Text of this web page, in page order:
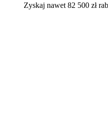
Zyskaj nawet 82 500 zł